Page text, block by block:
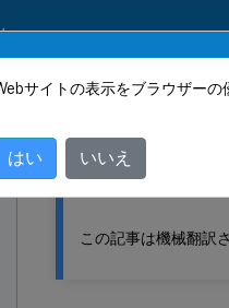
このコンテンツは動的に機械
NetScaler
この記事は機械翻訳
サイトの表示をブラウザー
はい いいえ